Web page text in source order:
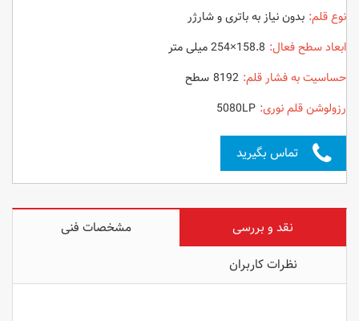
نوع قلم: بدون نیاز به باتری و شارژر
ابعاد سطح فعال:
حساسیت به فشار قلم:
رزولوشن قلم نوری:
تماس بگیرید
نقد و بررسی
مشخصات فنی
نظرات کاربران